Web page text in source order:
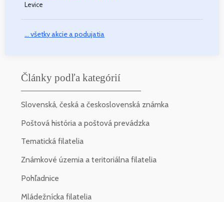
Levice
... všetky akcie a podujatia
Články podľa kategórií
Slovenská, česká a československá známka
Poštová história a poštová prevádzka
Tematická filatelia
Známkové územia a teritoriálna filatelia
Pohľadnice
Mládežnícka filatelia